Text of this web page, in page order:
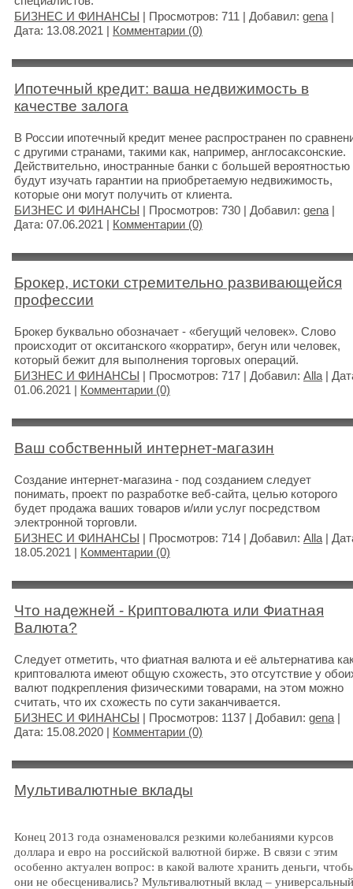
БИЗНЕС И ФИНАНСЫ
| Просмотров: 711 | Добавил: gena
Дата: 13.08.2021 Комментарии (0)
Ипотечный кредит: ваша недвижимость в
качестве залога
В России ипотечный кредит менее распространен по
с другими странами, такими как, например, англосаксонские.
Действительно, иностранные банки с большей вероятностью
будут изучать гарантии на приобретаемую недвижимость,
которые они могут получить от клиента.
БИЗНЕС И ФИНАНСЫ
| Просмотров: 730 | Добавил: gena
Дата: 07.06.2021 Комментарии (0)
Брокер, истоки стремительно развивающейся
профессии
Брокер буквально обозначает - «бегущий человек». Слово
происходит от окситанского «корратир», бегун или человек,
который бежит для выполнения торговых операций.
БИЗНЕС И ФИНАНСЫ
| Просмотров: 717 | Добавил: Alla |
01.06.2021
Комментарии (0)
Ваш собственный интернет-магазин
Создание интернет-магазина - под созданием следует
понимать, проект по разработке веб-сайта, целью которого
будет продажа ваших товаров и/или услуг посредством
электронной торговли.
БИЗНЕС И ФИНАНСЫ
| Просмотров: 714 | Добавил: Alla |
18.05.2021
Комментарии (0)
Что надежней - Криптовалюта или Фиатная
Валюта?
Следует отметить, что фиатная валюта и её альтернатива
криптовалюта имеют общую схожесть, это отсутствие у
валют подкрепления физическими товарами, на этом можно
считать, что их схожесть по сути заканчивается.
БИЗНЕС И ФИНАНСЫ
| Просмотров: 1137 | Добавил: gena
Дата: 15.08.2020 Комментарии (0)
Мультивалютные вклады
Конец 2013 года ознаменовался резкими колебаниями курсов
доллара и евро на российской валютной бирже. В связи с этим
особенно актуален вопрос: в какой валюте хранить деньги,
они не обесценивались? Мультивалютный вклад – универсальный